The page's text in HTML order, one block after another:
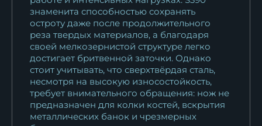
знаменита способностью сохранять
остроту даже после продолжительного
реза твердых материалов, а благодаря
своей мелкозернистой структуре легко
достигает бритвенной заточки. Однако
стоит учитывать, что сверхтвёрдая сталь,
несмотря на высокую износостойкость,
требует внимательного обращения: нож не
предназначен для колки костей, вскрытия
металлических банок и чрезмерных